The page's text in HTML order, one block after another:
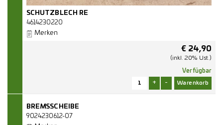
SCHUTZBLECH RE
4614230220
Merken
€ 24,90
(inkl. 20% Ust.)
Verfügbar
+ -
BREMSSCHEIBE
9024230612-07